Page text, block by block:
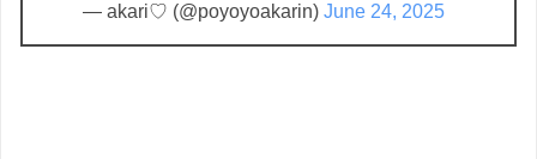
— akari♡ (@poyoyoakarin) June 24, 2025